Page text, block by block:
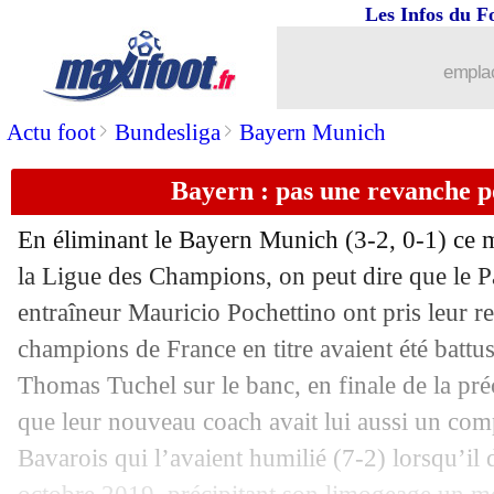
Actu foot> Bundesliga> Bayern Munich
Les Infos du
Bayern : pas une revanche
En éliminant le Bayern Munich (3-2, 0-1) ce
la Ligue des Champions, on peut dire que le
entraîneur Mauricio Pochettino ont pris leur
champions de France en titre avaient été
Thomas Tuchel sur le banc, en finale de la
que leur nouveau coach avait lui aussi un
Bavarois qui l’avaient humilié (7-2) lorsqu’il
Bayern : Effenberg déçu par Kimmich
14/04 Reims: Oscar Garcia contacté
: Riolo bluffé par Di Maria
14/04 PSG: Dagba avait rêvé de la demi-
14/04 VIDEO: une action insensée en foot
14/04 Bayern: Matthäus voit Flick partir
14/04 PSG: Edouard Cissé a vibré !
14/04 Bayern: la stat' surprenante de